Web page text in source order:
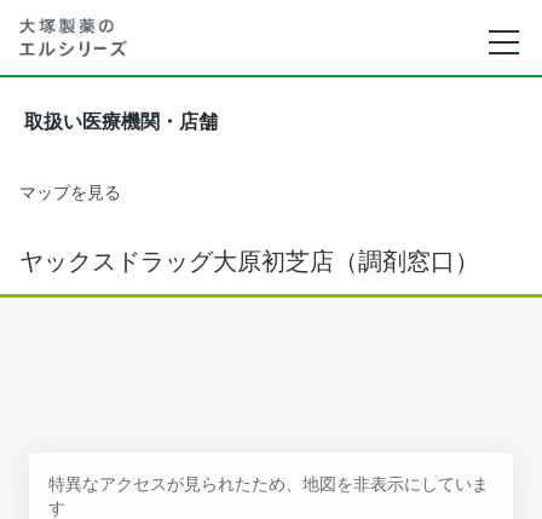
取扱い医療機関・店舗
マップを見る
ヤックスドラッグ大原初芝店（調剤窓口）
特異なアクセスが見られたため、地図を非表示にしていま
す